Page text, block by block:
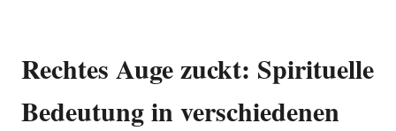
Rechtes Auge zuckt: Spirituelle
Bedeutung in verschiedenen